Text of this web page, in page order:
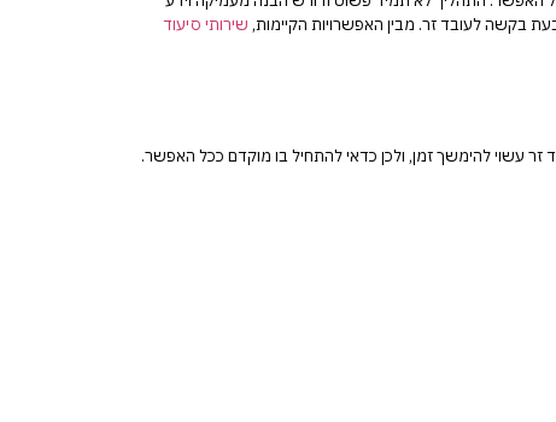
בקשה לעובד זר. מבין האפשרויות הקיימות, שירותי סיעוד
עשוי להימשך זמן, ולכן כדאי להתחיל בו מוקדם ככל האפשר.